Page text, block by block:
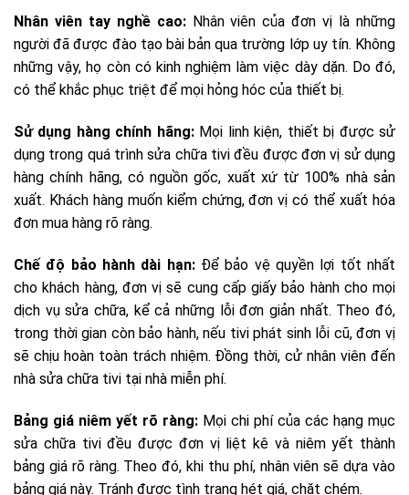
Nhân viên tay nghề cao: Nhân viên của đơn vị là những
người đã được đào tạo bài bản qua trường lớp uy tín. Không
những vậy, họ còn có kinh nghiệm làm việc dày dặn. Do đó,
có thể khắc phục triệt để mọi hỏng hóc của thiết bị.
Sử dụng hàng chính hãng: Mọi linh kiện, thiết bị được sử
dụng trong quá trình sửa chữa tivi đều được đơn vị sử dụng
hàng chính hãng, có nguồn gốc, xuất xứ từ 100% nhà sản
xuất. Khách hàng muốn kiểm chứng, đơn vị có thể xuất hóa
đơn mua hàng rõ ràng.
Chế độ bảo hành dài hạn: Để bảo vệ quyền lợi tốt nhất
cho khách hàng, đơn vị sẽ cung cấp giấy bảo hành cho mọi
dịch vụ sửa chữa, kể cả những lỗi đơn giản nhất. Theo đó,
trong thời gian còn bảo hành, nếu tivi phát sinh lỗi cũ, đơn vị
sẽ chịu hoàn toàn trách nhiệm. Đồng thời, cử nhân viên đến
nhà sửa chữa tivi tại nhà miễn phí.
Bảng giá niêm yết rõ ràng: Mọi chi phí của các hạng mục
sửa chữa tivi đều được đơn vị liệt kê và niêm yết thành
bảng giá rõ ràng. Theo đó, khi thu phí, nhân viên sẽ dựa vào
bảng giá này. Tránh được tình trạng hét giá, chặt chém.